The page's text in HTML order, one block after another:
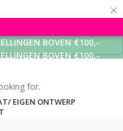
×
BOVEN €100,-
BOVEN €100,-
BOVEN €100,-
EIGEN ONTWERP
for.